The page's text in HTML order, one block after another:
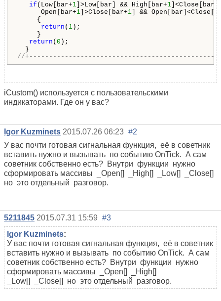
if (Low[bar+1 ]>Low[bar] && High[bar+1
Open[bar+1 ]>Close[bar+1 ] &&
{
return ( 1 );
}
return ( 0 );
//
iCustom() используется с пользовательскими
индикаторами. Где он у вас?
Igor Kuzminets 2015.07.26 06:23 #2
У вас почти готовая сигнальная функция, её в советник
вставить нужно и вызывать по событию OnTick. А сам
советник собственно есть? Внутри функции нужно
сформировать массивы _Open[] _High[] _Low[] _Close[]
но это отдельный разговор.
5211845 2015.07.31 15:59 #3
Igor Kuzminets:
У вас почти готовая сигнальная функция, её в советник
вставить нужно и вызывать по событию OnTick. А сам
советник собственно есть? Внутри функции нужно
сформировать массивы _Open[] _High[]
_Low[] _Close[] но это отдельный разговор.